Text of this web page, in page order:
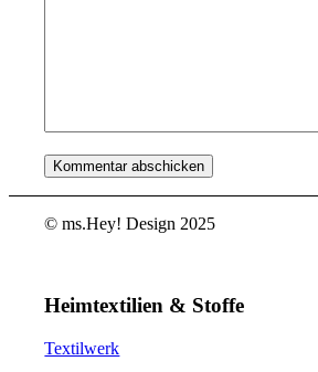
© ms.Hey! Design 2025
Heimtextilien & Stoffe
Textilwerk